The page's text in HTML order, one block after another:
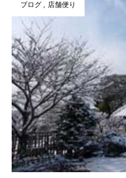
ブログ 店舗便り